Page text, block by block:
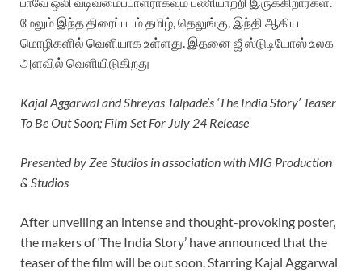
மேலும் இந்த திரைப்படம் தமிழ், தெலுங்கு, இந்தி ஆகிய
மொழிகளில் வெளியாக உள்ளது. இதனை ஜீ ஸ்டுடியோஸ் உலக
அளவில் வெளியிடுகிறது
Kajal Aggarwal and Shreyas Talpade’s ‘The India Story’ Teaser
To Be Out Soon; Film Set For July 24 Release
Presented by Zee Studios in association with MIG Production
& Studios
After unveiling an intense and thought-provoking poster,
the makers of ‘The India Story’ have announced that the
teaser of the film will be out soon. Starring Kajal Aggarwal